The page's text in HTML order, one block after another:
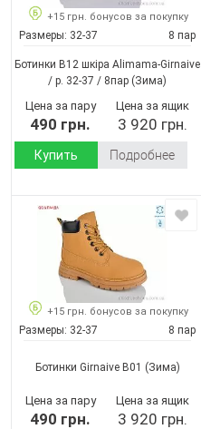
+15 грн. бонусов за покупку
Размеры: 32-37 8 пар
Ботинки B12 шкіра Alimama-Girnaive
/ p. 32-37 / 8пар (Зима)
Цена за пару
490 грн.
Цена за ящик
3 920 грн.
Купить Подробнее
+15 грн. бонусов за покупку
Размеры: 32-37 8 пар
Ботинки Girnaive B01 (Зима)
Цена за пару
490 грн.
Цена за ящик
3 920 грн.